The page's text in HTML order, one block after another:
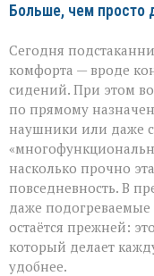
Больше, чем просто
Сегодня
комфорта — вроде
сидений. При этом
по прямому
наушники или даже
насколько прочно
повседневность. В
даже
остаётся прежней:
который делает
удобнее.